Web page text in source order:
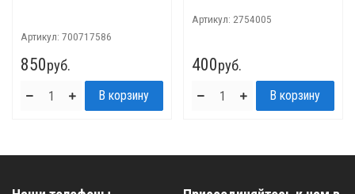
Артикул: 700717586
850руб.
Артикул: 2754005
400руб.